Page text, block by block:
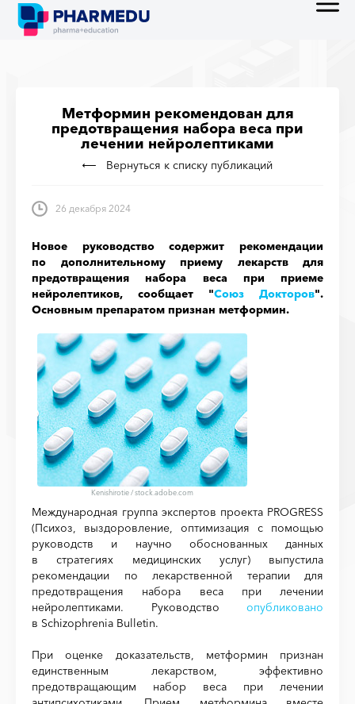
Метформин рекомендован для
предотвращения набора веса при
лечении нейролептиками
Вернуться к списку публикаций
26 декабря 2024
Новое руководство содержит рекомендации
по дополнительному приему лекарств для
предотвращения набора веса при приеме
нейролептиков, сообщает "Союз Докторов".
Основным препаратом признан метформин.
Kenishirotie/stock.adobe.com
Международная группа экспертов проекта PROGRESS
(Психоз, выздоровление, оптимизация с помощью
руководств и научно обоснованных данных
в стратегиях медицинских услуг) выпустила
рекомендации по лекарственной терапии для
предотвращения набора веса при лечении
нейролептиками. Руководство опубликовано
в Schizophrenia Bulletin.
При оценке доказательств, метформин признан
единственным лекарством, эффективно
предотвращающим набор веса при лечении